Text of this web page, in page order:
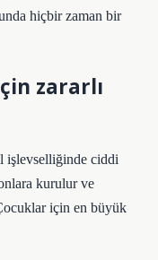
hiçbir zaman bir
zararlı
işlevselliğinde ciddi
kurulur ve
için en büyük